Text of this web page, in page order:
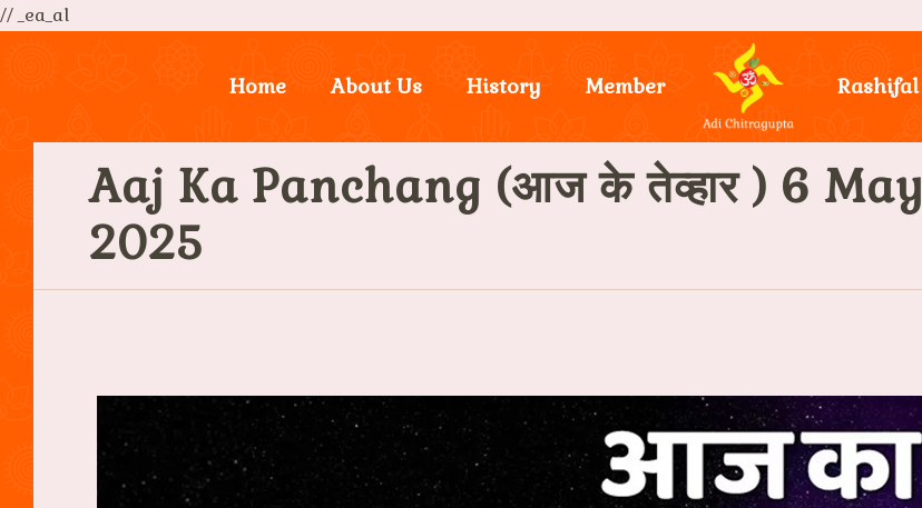
// _ea_al
Home About Us History Member Rashifal
Aaj Ka Panchang (आज के तेव्हार ) 6 May
2025